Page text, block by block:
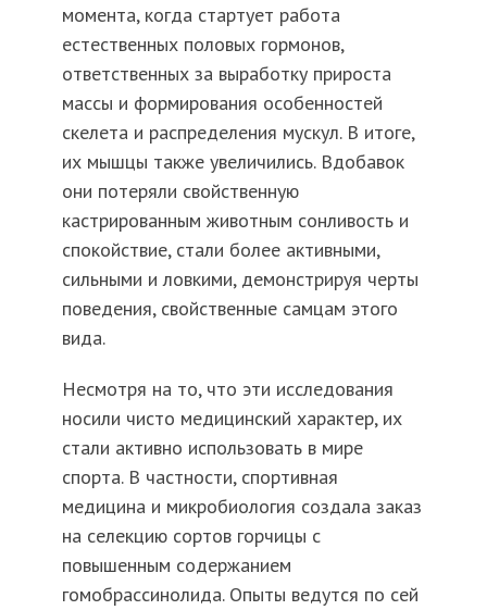
момента, когда стартует работа
естественных половых гормонов,
ответственных за выработку прироста
массы и формирования особенностей
скелета и распределения мускул. В итоге,
их мышцы также увеличились. Вдобавок
они потеряли свойственную
кастрированным животным сонливость и
спокойствие, стали более активными,
сильными и ловкими, демонстрируя черты
поведения, свойственные самцам этого
вида.
Несмотря на то, что эти исследования
носили чисто медицинский характер, их
стали активно использовать в мире
спорта. В частности, спортивная
медицина и микробиология создала заказ
на селекцию сортов горчицы с
повышенным содержанием
гомобрассинолида. Опыты ведутся по сей